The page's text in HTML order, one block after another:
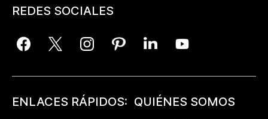
REDES SOCIALES
ENLACES RÁPIDOS: QUIÉNES SOMOS